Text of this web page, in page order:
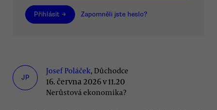
Přihlásit → Zapomněli jste heslo?
JP
Josef Poláček, Důchodce
16. června 2026 v 11.20
Nerůstová ekonomika?